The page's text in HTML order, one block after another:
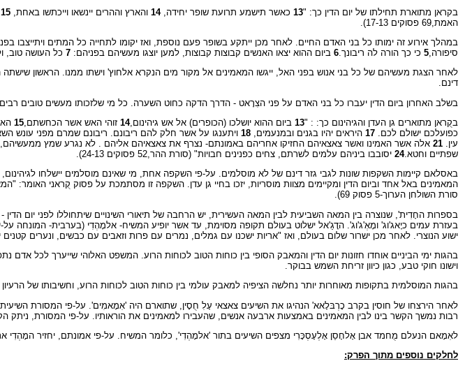
בקראן מתוארת תחילתו של יום הדין כך: "13 כאשר תישמע תרועת שופר יחידה,14 והארץ וההרים יינשאו וייכתשו באחת, 15
האמת,69 פסוקים 17-13).
במהלך אירוע זה ימותו כל בני האדם החיים. לאחר מכן ייתקע בשופר פעם נוספת, ואז יקומו לתחייה כל המתים ויתייצבו
סיפורה,5 כי כך הורה לה ריבונך.6 ביום ההוא יצאו האנשים קבוצות קבוצות, למען יוצגו מעשיהם בפניהם: 7 כל העושה טוב,
לאחר הצגת מעשיהם של כל בני אנוש בפני האל, ייגשו המאמינים אל מקור מים הנקרא אלחוץ' וישתו ממנו. הראשון
דינם.
בשלב האחרון ביום הדין יעברו כל בני האדם על פני הצִרָאט - הדרך הדקה כחוט השערה. כל מי שלזכותו מעשים טובים רבים
בקֻראן מתוארים גן העדן והגיהינום כך: : "13 ביום ההוא יושלכו (הכופרים) אל אש גיהינום,14 זוהי האש אשר הכחשתם,15
כפועלכם ישולם לכם. 17 היראים יהיו בגנים ובמנעמים, 18 ויתענגו על אשר חלק להם ריבונם. ריבונם שמרם מפני עונש
עין. 21 אלה אשר האמינו ואשר צאצאיהם החזיקו אחריהם באמונתם- נצרף את צאצאיהם אליהם . לא נגרע שמץ
שפתיים וחטא.24 יסובבו ביניהם עלמים לשרתם, צחים כפנינים חבויות" (סורת ההר,52 פסוקים 24-13).
באסלאם קיימות השקפות שונות לגבי גזר דינם של לא מוסלמים. על-פי השקפה אחת, מי שאינם מוסלמים יישלחו
המאמינים באל אחד וביום הדין ומקיימים מצוות מוסריות, יזכו בחיי גן עדן. השקפה זו מסתמכת על פסוק קֻראני האומר:
סורת השולחן הערוך-5 פסוק 69).
בספרות החָדִית', שנוצרה בין המאה השביעית לבין המאה העשירית, יש הרחבה של תיאורי השינויים שיתחוללו לפני
בעזרת עמים כיָאג'וג' ומָאְ'ג'וג'. הדָגַ'אל ישלוט בעולם תקופה מסוימת, עד אשר יופיע המשיח- אלמָהְדִי (בערבית-
ישוע הנוצרי. לאחר מכן ישרור שלום בעולם, ואז "אריות ישכנו עם גמלים, נמרים עם פרות וזאבים עם כבשים, ונערים
בהגות ימי הביניים אוחדו חזונות יום הדין והמאבק הסופי בין כוחות הטוב לכוחות הרוע. המשפט האלוהי שייערך
וישונו חוקי טבע, כגון כיוון זריחת השמש בבוקר.
בהגות המוסלמית בתקופות מאוחרות יותר נחלשה הציפיה למאבק עולמי בין כוחות הטוב לכוחות הרוע, וחשיבותו של
רבות נמשך הקשר בינו לבין המאמינים באמצעות ארבעה אנשים, שהעבירו למאמינים את הוראותיו. על-פי המסורת, ניתק הקשר עמו בשנת 943. השיעים מאמינים שהוא עתיד
לאִמָאם הנעלם מֻחמד אבן אָלחָסַן אָלְעָסְכָּרִי מצפים השיעים בתור 'אלמָהְדִי', כלומר המשיח. על-פי אמונתם, יחזיר המָהְדִי את
לחלקים נוספים מתוך הפרק: